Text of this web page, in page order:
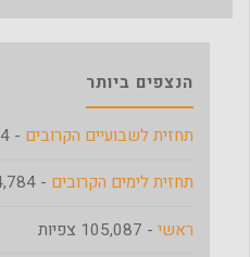
הנצפים ביותר
תחזית לשבועיים הקרובים - 410,184 צפיות
תחזית לימים הקרובים - 154,784 צפיות
ראשי - 105,087 צפיות